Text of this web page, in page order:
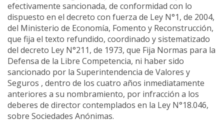
efectivamente sancionada, de conformidad con lo
dispuesto en el decreto con fuerza de Ley N°1, de 2004,
del Ministerio de Economía, Fomento y Reconstrucción,
que fija el texto refundido, coordinado y sistematizado
del decreto Ley N°211, de 1973, que Fija Normas para la
Defensa de la Libre Competencia, ni haber sido
sancionado por la Superintendencia de Valores y
Seguros , dentro de los cuatro años inmediatamente
anteriores a su nombramiento, por infracción a los
deberes de director contemplados en la Ley N°18.046,
sobre Sociedades Anónimas.